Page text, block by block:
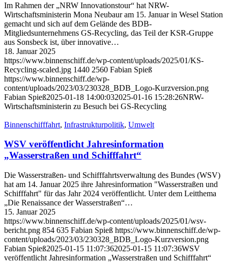
Im Rahmen der „NRW Innovationstour“ hat NRW-
Wirtschaftsministerin Mona Neubaur am 15. Januar in Wesel Station
gemacht und sich auf dem Gelände des BDB-
Mitgliedsunternehmens GS-Recycling, das Teil der KSR-Gruppe
aus Sonsbeck ist, über innovative…
18. Januar 2025
https://www.binnenschiff.de/wp-content/uploads/2025/01/KS-
Recycling-scaled.jpg 1440 2560 Fabian Spieß
https://www.binnenschiff.de/wp-
content/uploads/2023/03/230328_BDB_Logo-Kurzversion.png
Fabian Spieß2025-01-18 14:00:032025-01-16 15:28:26NRW-
Wirtschaftsministerin zu Besuch bei GS-Recycling
Binnenschifffahrt, Infrastrukturpolitik, Umwelt
WSV veröffentlicht Jahresinformation
„Wasserstraßen und Schifffahrt“
Die Wasserstraßen- und Schifffahrtsverwaltung des Bundes (WSV)
hat am 14. Januar 2025 ihre Jahresinformation "Wasserstraßen und
Schifffahrt" für das Jahr 2024 veröffentlicht. Unter dem Leitthema
„Die Renaissance der Wasserstraßen“…
15. Januar 2025
https://www.binnenschiff.de/wp-content/uploads/2025/01/wsv-
bericht.png 854 635 Fabian Spieß https://www.binnenschiff.de/wp-
content/uploads/2023/03/230328_BDB_Logo-Kurzversion.png
Fabian Spieß2025-01-15 11:07:362025-01-15 11:07:36WSV
veröffentlicht Jahresinformation „Wasserstraßen und Schifffahrt“